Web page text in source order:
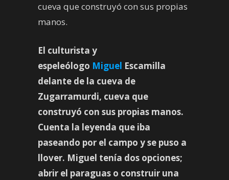
cueva que construyó con sus propias
manos.
El culturista y
espeleólogo Miguel Escamilla
delante de la cueva de
Zugarramurdi, cueva que
construyó con sus propias manos.
Cuenta la leyenda que iba
paseando por el campo y se puso a
llover. Miguel tenía dos opciones;
abrir el paraguas o construir una